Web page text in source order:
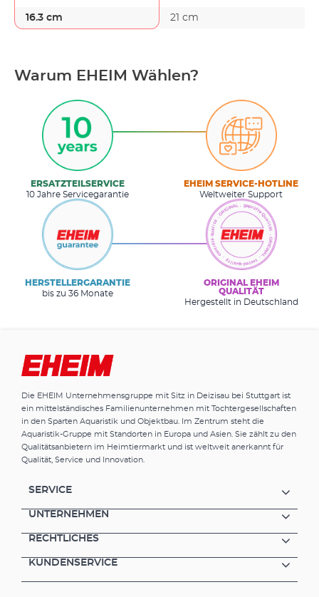
16.3 cm 21 cm
Warum EHEIM Wählen?
ERSATZTEILSERVICE
10 Jahre Servicegarantie
EHEIM SERVICE-HOTLINE
Weltweiter Support
HERSTELLERGARANTIE
bis zu 36 Monate
ORIGINAL EHEIM
QUALITÄT
Hergestellt in Deutschland
Die EHEIM Unternehmensgruppe mit Sitz in Deizisau bei Stuttgart ist
ein mittelständisches Familienunternehmen mit Tochtergesellschaften
in den Sparten Aquaristik und Objektbau. Im Zentrum steht die
Aquaristik-Gruppe mit Standorten in Europa und Asien. Sie zählt zu den
Qualitätsanbietern im Heimtiermarkt und ist weltweit anerkannt für
Qualität, Service und Innovation.
SERVICE
UNTERNEHMEN
RECHTLICHES
KUNDENSERVICE